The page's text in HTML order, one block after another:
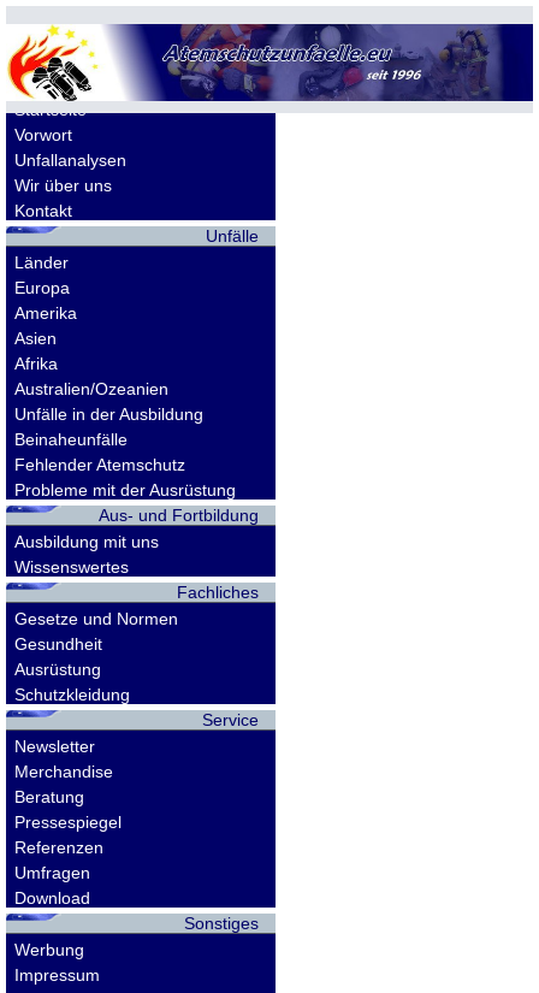
Allgemeines
Startseite
Vorwort
Unfallanalysen
Wir über uns
Kontakt
Unfälle
Länder
Europa
Amerika
Asien
Afrika
Australien/Ozeanien
Unfälle in der Ausbildung
Beinaheunfälle
Fehlender Atemschutz
Probleme mit der Ausrüstung
Aus- und Fortbildung
Ausbildung mit uns
Wissenswertes
Fachliches
Gesetze und Normen
Gesundheit
Ausrüstung
Schutzkleidung
Service
Newsletter
Merchandise
Beratung
Pressespiegel
Referenzen
Umfragen
Download
Sonstiges
Werbung
Impressum